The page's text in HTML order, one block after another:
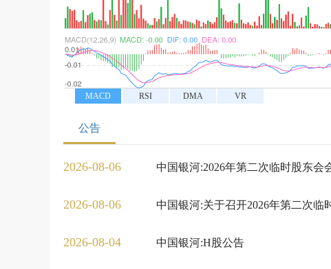
MACD RSI DMA VR
公告
2026-08-06 中国银河:2026年第二次临时股东会
2026-08-06 中国银河:关于召开2026年第二次临
2026-08-04 中国银河:H股公告